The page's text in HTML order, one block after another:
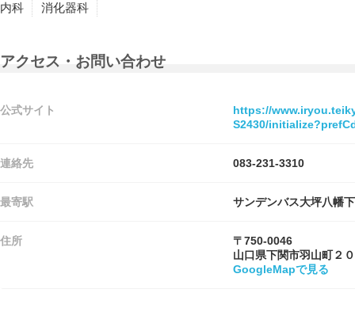
内科 消化器科
アクセス・お問い合わせ
公式サイト
https://
S2430/
連絡先 083-231-3310
最寄駅 サンデンバス大坪八幡
住所
〒750-0046
山口県下関市羽山町２
GoogleMapで見る